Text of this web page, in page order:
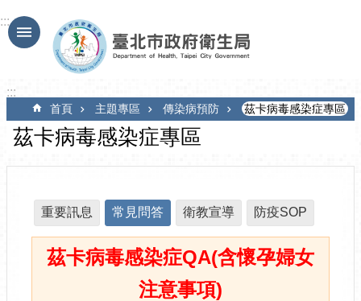
跳到主要內容區塊
:::
:::
首頁 主題專區 傳染病預防 茲卡病毒感染症專區
茲卡病毒感染症專區
重要訊息 常見問答 衛教宣導 防疫SOP
茲卡病毒感染症QA(含懷孕婦女
注意事項)